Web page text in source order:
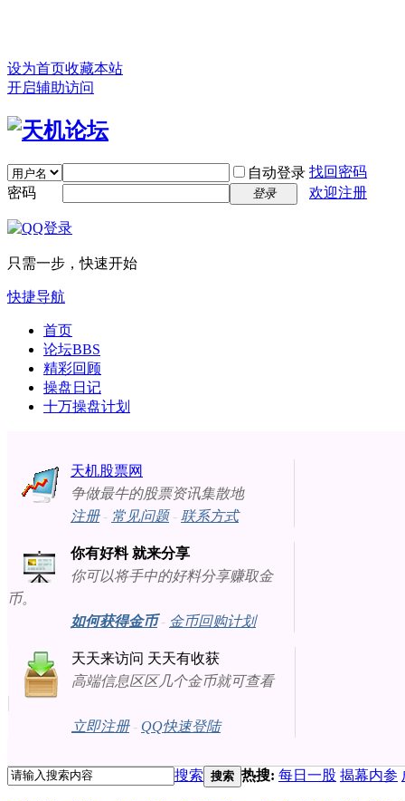
设为首页收藏本站
开启辅助访问
自动登录 找回密码
密码
登录 欢迎注册
只需一步，快速开始
快捷导航
首页
论坛BBS
精彩回顾
操盘日记
十万操盘计划
天机股票网
争做最牛的股票资讯集散地
注册- 常见问题- 联系方式
你有好料 就来分享
你可以将手中的好料分享赚取金
币。
如何获得金币- 金币回购计划
天天来访问 天天有收获
高端信息区区几个金币就可查看
立即注册- QQ快速登陆
搜索 搜索 热搜: 每日一股 揭幕内参